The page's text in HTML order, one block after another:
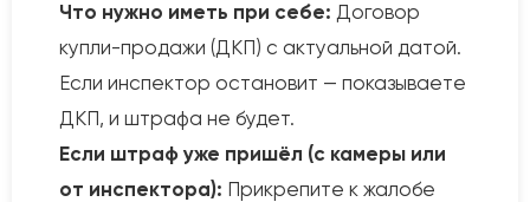
Что нужно иметь при себе: Договор
купли-продажи (ДКП) с актуальной датой.
Если инспектор остановит — показываете
ДКП, и штрафа не будет.
Если штраф уже пришёл (с камеры или
от инспектора): Прикрепите к жалобе